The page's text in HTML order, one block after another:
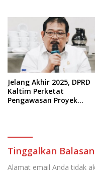
Jelang Akhir 2025, DPRD
Kaltim Perketat
Pengawasan Proyek
Tinggalkan Balasan
Alamat email Anda tidak